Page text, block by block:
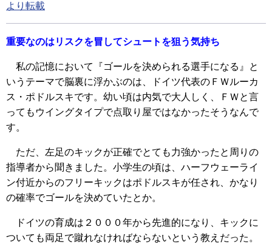
より転載
重要なのはリスクを冒してシュートを狙う気持ち
私の記憶において『ゴールを決められる選手になる』と
いうテーマで脳裏に浮かぶのは、ドイツ代表のＦＷルーカ
ス・ポドルスキです。幼い頃は内気で大人しく、ＦＷと言
ってもウイングタイプで点取り屋ではなかったそうなんで
す。
ただ、左足のキックが正確でとても力強かったと周りの
指導者から聞きました。小学生の頃は、ハーフウェーライ
ン付近からのフリーキックはポドルスキが任され、かなり
の確率でゴールを決めていたとか。
ドイツの育成は２０００年から先進的になり、キックに
ついても両足で蹴れなければならないという教えだった。